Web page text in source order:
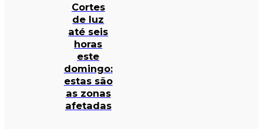
Cortes
de luz
até seis
horas
este
domingo:
estas são
as zonas
afetadas